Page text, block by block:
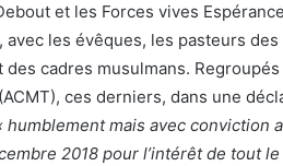
et les Forces vives
avec les évêques, les pasteurs
cadres musulmans.
ces derniers, dans une
humblement mais avec
2018 pour l’intérêt de tout